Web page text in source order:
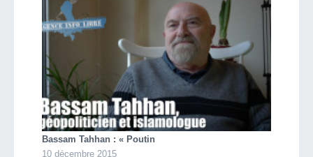
Bassam Tahhan : « Poutin
10 décembre 2015